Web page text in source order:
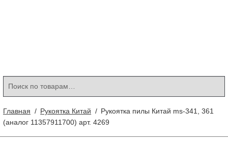
Главная / Рукоятка Китай / Рукоятка пилы Китай ms-341, 361
(аналог 11357911700) арт. 4269